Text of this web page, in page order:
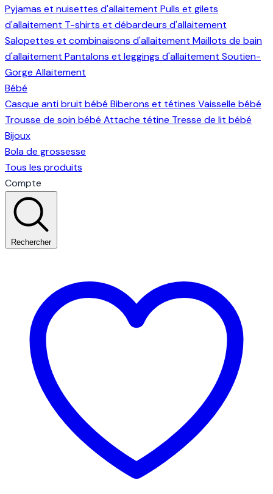
Pyjamas et nuisettes d'allaitement Pulls et gilets
d'allaitement T-shirts et débardeurs d'allaitement
Salopettes et combinaisons d'allaitement Maillots de bain
d'allaitement Pantalons et leggings d'allaitement Soutien-
Gorge Allaitement
Bébé
Casque anti bruit bébé Biberons et tétines Vaisselle bébé
Trousse de soin bébé Attache tétine Tresse de lit bébé
Bijoux
Bola de grossesse
Tous les produits
Compte
Rechercher